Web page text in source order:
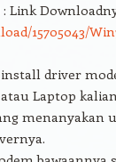
: Link
15705043/
driver
Laptop
menanyakan